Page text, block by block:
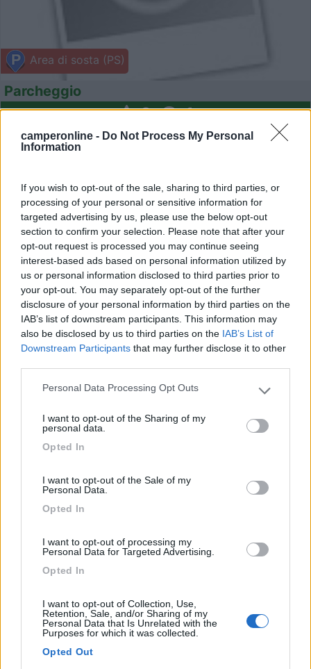
camperonline - Do Not Process My Personal
Information
If you wish to opt-out of the sale, sharing to third parties, or
processing of your personal or sensitive information for
targeted advertising by us, please use the below opt-out
section to confirm your selection. Please note that after your
opt-out request is processed you may continue seeing
interest-based ads based on personal information utilized by
us or personal information disclosed to third parties prior to
your opt-out. You may separately opt-out of the further
disclosure of your personal information by third parties on the
IAB’s list of downstream participants. This information may
also be disclosed by us to third parties on the IAB’s List of
Downstream Participants that may further disclose it to other
Please note that this website/app uses one or more Google
not limited to your visit or usage behaviour. You may click to
grant or deny consent to Google and its third-party tags to
use your data for below specified purposes in below Google
Personal Data Processing Opt Outs
I want to opt-out of the Sharing of my
personal data.
Opted In
I want to opt-out of the Sale of my
Personal Data.
Opted In
I want to opt-out of processing my
Personal Data for Targeted Advertising.
Opted In
I want to opt-out of Collection, Use,
Retention, Sale, and/or Sharing of my
Personal Data that Is Unrelated with the
Purposes for which it was collected.
Opted Out
Area di sosta (PS)
Parcheggio
6 1
Servizi / Posizione
Punto sosta in uno slargo della stessa via, su asfalto, t...
Quartu Sant'Elena (CA) - 19.2km
Via Delle Ninfee LocalitÃ Terramala
Area di sosta (PS)
7,5 2
Servizi / Posizione
Parcheggio per auto e area per sosta camper, nessun